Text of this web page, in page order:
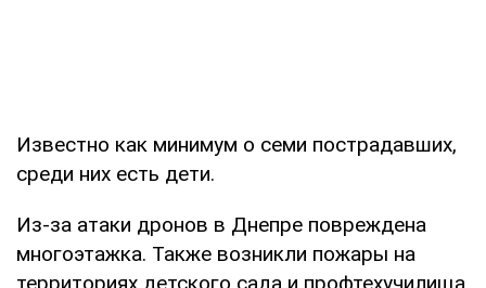
Известно как минимум о семи пострадавших,
среди них есть дети.
Из-за атаки дронов в Днепре повреждена
многоэтажка. Также возникли пожары на
территориях детского сада и профтехучилища.